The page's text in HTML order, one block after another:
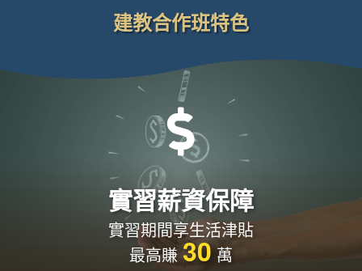
建教合作班特色

實習薪資保障
實習期間享生活津貼
最高賺 30 萬